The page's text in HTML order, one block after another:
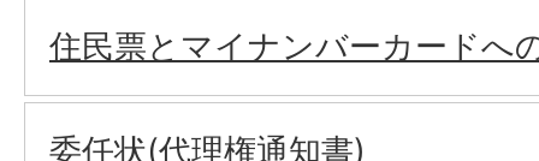
住民票とマイナンバーカードへ
委任状(代理権通知書)